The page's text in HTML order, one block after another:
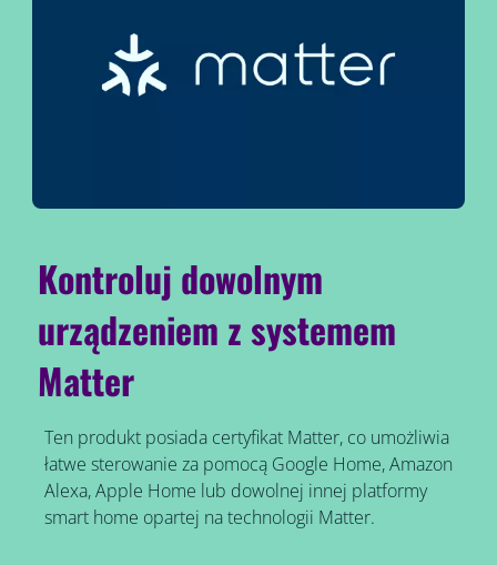
Kontroluj dowolnym
urządzeniem z systemem
Matter
Ten produkt posiada certyfikat Matter, co umożliwia
łatwe sterowanie za pomocą Google Home, Amazon
Alexa, Apple Home lub dowolnej innej platformy
smart home opartej na technologii Matter.